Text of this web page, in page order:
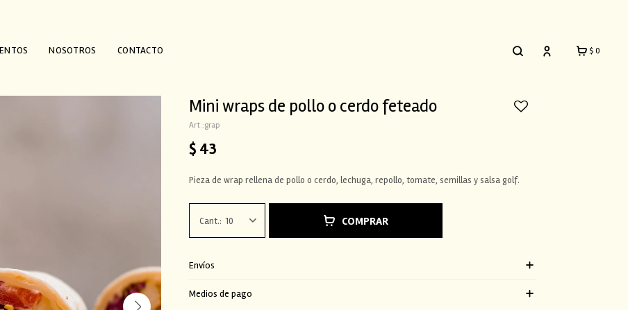
NOSOTROS CONTACTO $ 0
Mini wraps de pollo o cerdo feteado
grap
$ 43
Pieza de wrap rellena de pollo o cerdo, lechuga, repollo, tomate, semillas y salsa golf.
10 COMPRAR
Envíos
Medios de pago